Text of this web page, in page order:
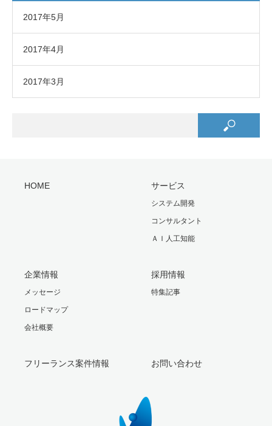
2017年5月
2017年4月
2017年3月
HOME サービス
システム開発
コンサルタント
ＡＩ人工知能
企業情報
メッセージ
ロードマップ
会社概要
採用情報
特集記事
フリーランス案件情報 お問い合わせ